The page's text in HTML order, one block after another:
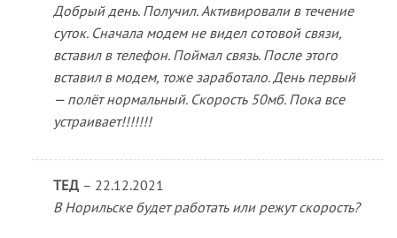
Добрый день. Получил. Активировали в течение
суток. Сначала модем не видел сотовой связи,
вставил в телефон. Поймал связь. После этого
вставил в модем, тоже заработало. День первый
— полёт нормальный. Скорость 50мб. Пока все
устраивает!!!!!!!
ТЕД – 22.12.2021
В Норильске будет работать или режут скорость?